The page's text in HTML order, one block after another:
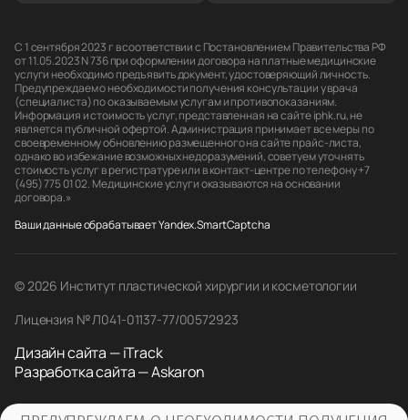
С 1 сентября 2023 г в соответствии с Постановлением Правительства РФ
от 11.05.2023 N 736 при оформлении договора на платные медицинские
услуги необходимо предъявить документ, удостоверяющий личность.
Предупреждаем о необходимости получения консультации у врача
(специалиста) по оказываемым услугам и противопоказаниям.
Информация и стоимость услуг, представленная на сайте iphk.ru, не
является публичной офертой. Администрация принимает все меры по
своевременному обновлению размещенного на сайте прайс-листа,
однако во избежание возможных недоразумений, советуем уточнять
стоимость услуг в регистратуре или в контакт-центре по телефону +7
(495) 775 01 02. Медицинские услуги оказываются на основании
договора.»
Ваши данные обрабатывает Yandex.SmartCaptcha
© 2026 Институт пластической хирургии и косметологии
Лицензия № Л041-01137-77/00572923
Дизайн сайта — iTrack
Разработка сайта — Askaron